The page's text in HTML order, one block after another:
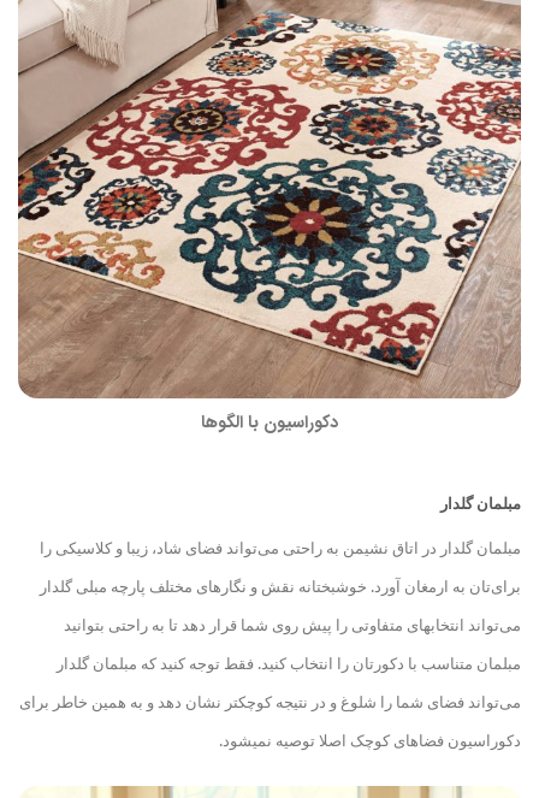
دکوراسیون با الگوها
مبلمان گلدار
مبلمان گلدار در اتاق نشیمن به راحتی می‌تواند فضای شاد، زیبا و کلاسیکی را
برای‌تان به ارمغان آورد. خوشبختانه نقش و نگارهای مختلف پارچه مبلی گلدار
می‌تواند انتخابهای متفاوتی را پیش روی شما قرار دهد تا به راحتی بتوانید
مبلمان متناسب با دکورتان را انتخاب کنید. فقط توجه کنید که مبلمان گلدار
‌می‌تواند فضای شما را شلوغ و در نتیجه کوچکتر نشان دهد و به همین خاطر برای
دکوراسیون فضاهای کوچک اصلا توصیه نمیشود.